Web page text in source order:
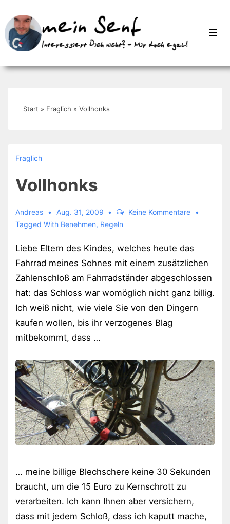
Zum
Inhalt
Start » Fraglich » Vollhonks
Fraglich
Vollhonks
Andreas Aug. 31, 2009
Keine Kommentare
Tagged With Benehmen, Regeln
Liebe Eltern des Kindes, welches heute das
Fahrrad meines Sohnes mit einem zusätzlichen
Zahlenschloß am Fahrradständer abgeschlossen
hat: das Schloss war womöglich nicht ganz billig.
Ich weiß nicht, wie viele Sie von den Dingern
kaufen wollen, bis ihr verzogenes Blag
mitbekommt, dass …
… meine billige Blechschere keine 30 Sekunden
braucht, um die 15 Euro zu Kernschrott zu
verarbeiten. Ich kann Ihnen aber versichern,
dass mit jedem Schloß, dass ich kaputt mache,